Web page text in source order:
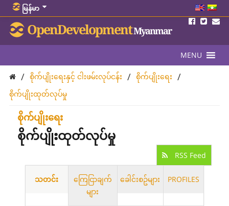
မြန်မာ
OpenDevelopmentMyanmar
MENU
/ စိုက်ပျိုးရေးနှင့် ငါးဖမ်းလုပ်ငန်း / စိုက်ပျိုးရေး /
စိုက်ပျိုးထုတ်လုပ်မှု
စိုက်ပျိုးရေး
စိုက်ပျိုးထုတ်လုပ်မှု
RSS Feed
သတင်း
ကြေငြာချက်
များ
ခေါင်းစဥ်များ PROFILES